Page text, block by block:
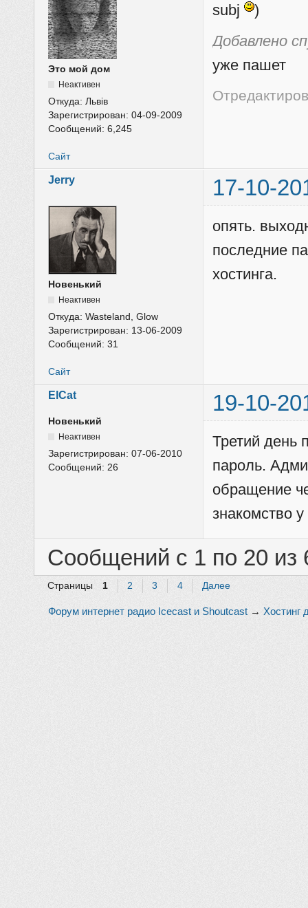
Это мой дом
Неактивен
Откуда:Львів
Зарегистрирован:04-09-2009
Сообщений:6,245
subj )
Добавлено
уже пашет
Сайт
Jerry 17-10-
Новенький
Неактивен
Откуда:Wasteland, Glow
Зарегистрирован: 13-06-2009
Сообщений:31
опять.
последние
хостинга.
Сайт
ElCat 19-10-
Новенький
Неактивен
Зарегистрирован:07-06-2010
Сообщений:26
Третий день
пароль.
обращение
знакомство
Сообщений с 1 по 20 из
Страницы 1 2 3 4 Далее
Форум интернет радио Icecast и Shoutcast → Хостинг